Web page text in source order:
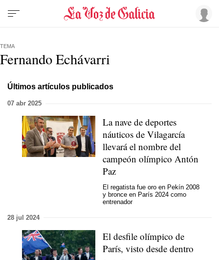
TEMA
Fernando Echávarri
Últimos artículos publicados
07 abr 2025
La nave de deportes
náuticos de Vilagarcía
llevará el nombre del
campeón olímpico Antón
Paz
El regatista fue oro en Pekín 2008
y bronce en París 2024 como
entrenador
28 jul 2024
El desfile olímpico de
París, visto desde dentro